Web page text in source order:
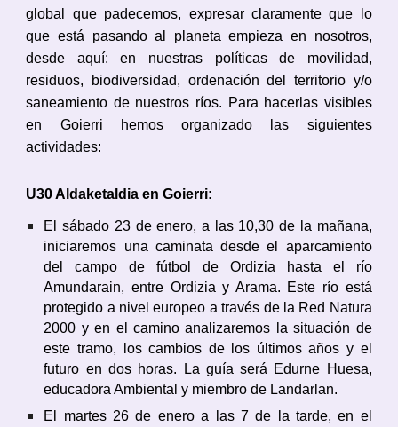
global que padecemos, expresar claramente que lo
que está pasando al planeta empieza en nosotros,
desde aquí: en nuestras políticas de movilidad,
residuos, biodiversidad, ordenación del territorio y/o
saneamiento de nuestros ríos. Para hacerlas visibles
en Goierri hemos organizado las siguientes
actividades:
U30 Aldaketaldia en Goierri:
El sábado 23 de enero, a las 10,30 de la mañana,
iniciaremos una caminata desde el aparcamiento
del campo de fútbol de Ordizia hasta el río
Amundarain, entre Ordizia y Arama. Este río está
protegido a nivel europeo a través de la Red Natura
2000 y en el camino analizaremos la situación de
este tramo, los cambios de los últimos años y el
futuro en dos horas. La guía será Edurne Huesa,
educadora Ambiental y miembro de Landarlan.
El martes 26 de enero a las 7 de la tarde, en el